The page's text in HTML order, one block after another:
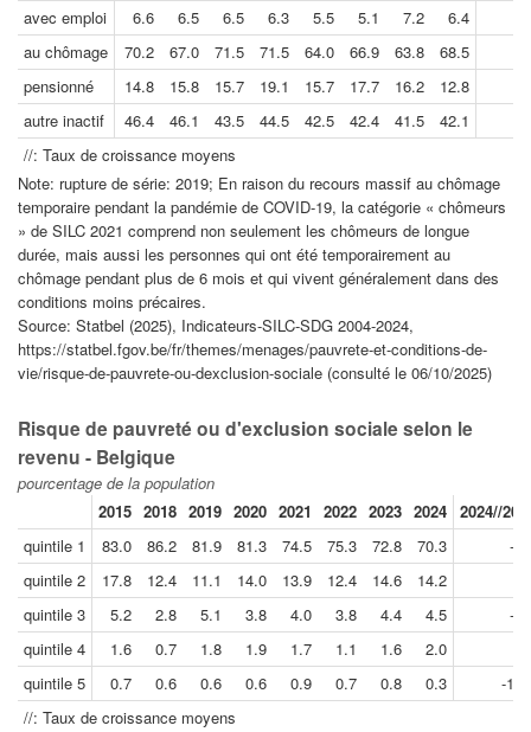
avec emploi
6.6 6.5 6.5 6.3 5.5 5.1 7.2
6.4
au chômage
70.2 67.0 71.5 71.5 64.0 66.9 63.8
68.5
pensionné
14.8 15.8 15.7 19.1 15.7 17.7 16.2
12.8
autre inactif
46.4 46.1 43.5 44.5 42.5 42.4 41.5
42.1
//: Taux de croissance moyens
Note: rupture de série: 2019; En raison du recours massif au chômage
temporaire pendant la pandémie de COVID-19, la catégorie « chômeurs
» de SILC 2021 comprend non seulement les chômeurs de longue
durée, mais aussi les personnes qui ont été temporairement au
chômage pendant plus de 6 mois et qui vivent généralement dans des
conditions moins précaires.
Source: Statbel (2025), Indicateurs-SILC-SDG 2004-2024,
https://statbel.fgov.be/fr/themes/menages/pauvrete-et-conditions-de-
vie/risque-de-pauvrete-ou-dexclusion-sociale (consulté le 06/10/2025)
Risque de pauvreté ou d'exclusion sociale selon le
revenu - Belgique
pourcentage de la population
2015 2018 2019 2020 2021 2022 2023 2024 2024//
quintile 1
83.0 86.2 81.9 81.3 74.5 75.3 72.8 70.3
-
quintile 2
17.8 12.4 11.1 14.0 13.9 12.4 14.6 14.2
quintile 3
5.2 2.8 5.1 3.8 4.0 3.8 4.4 4.5
-
quintile 4
1.6 0.7 1.8 1.9 1.7 1.1 1.6 2.0
quintile 5
0.7 0.6 0.6 0.6 0.9 0.7 0.8 0.3
-
//: Taux de croissance moyens